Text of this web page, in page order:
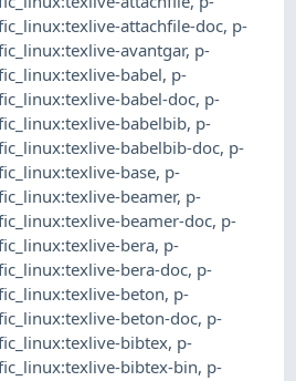
attachfile-doc, p-
avantgar, p-
babel, p-
babel-doc, p-
babelbib, p-
babelbib-doc, p-
base, p-
beamer, p-
beamer-doc, p-
bera, p-
bera-doc, p-
beton, p-
beton-doc, p-
bibtex, p-
bibtex-bin, p-